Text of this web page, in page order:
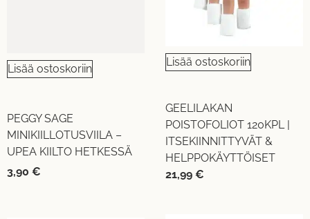
Lisää ostoskoriin
PEGGY SAGE
MINIKIILLOTUSVIILA –
UPEA KIILTO HETKESSÄ
3,90 €
Lisää ostoskoriin
GEELILAKAN
POISTOFOLIOT 120KPL |
ITSEKIINNITTYVÄT &
HELPPOKÄYTTÖISET
21,99 €